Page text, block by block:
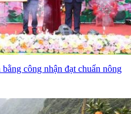
công nhận đạt chuẩn nông